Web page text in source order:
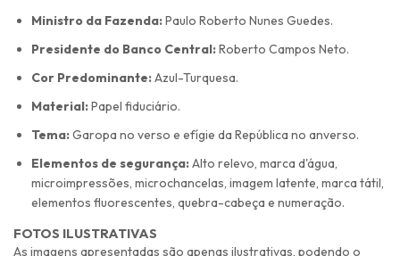
Ministro da Fazenda:Paulo Roberto Nunes Guedes.
Presidente do Banco Central:Roberto Campos Neto.
Cor Predominante:Azul-Turquesa.
Material:Papel fiduciário.
Tema:Garopa no verso e efígie da República no anverso.
Elementos de segurança:Alto relevo, marca d'água,
microimpressões, microchancelas, imagem latente, marca tátil,
elementos fluorescentes, quebra-cabeça e numeração.
FOTOS ILUSTRATIVAS
As imagens apresentadas são apenas ilustrativas, podendo o